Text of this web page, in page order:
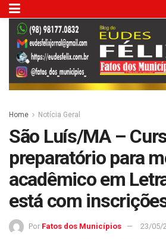
Home Notícia Geral
São Luís/MA –
preparatório para
acadêmico em
está com
Por Fatos dos Municípios 23/05/